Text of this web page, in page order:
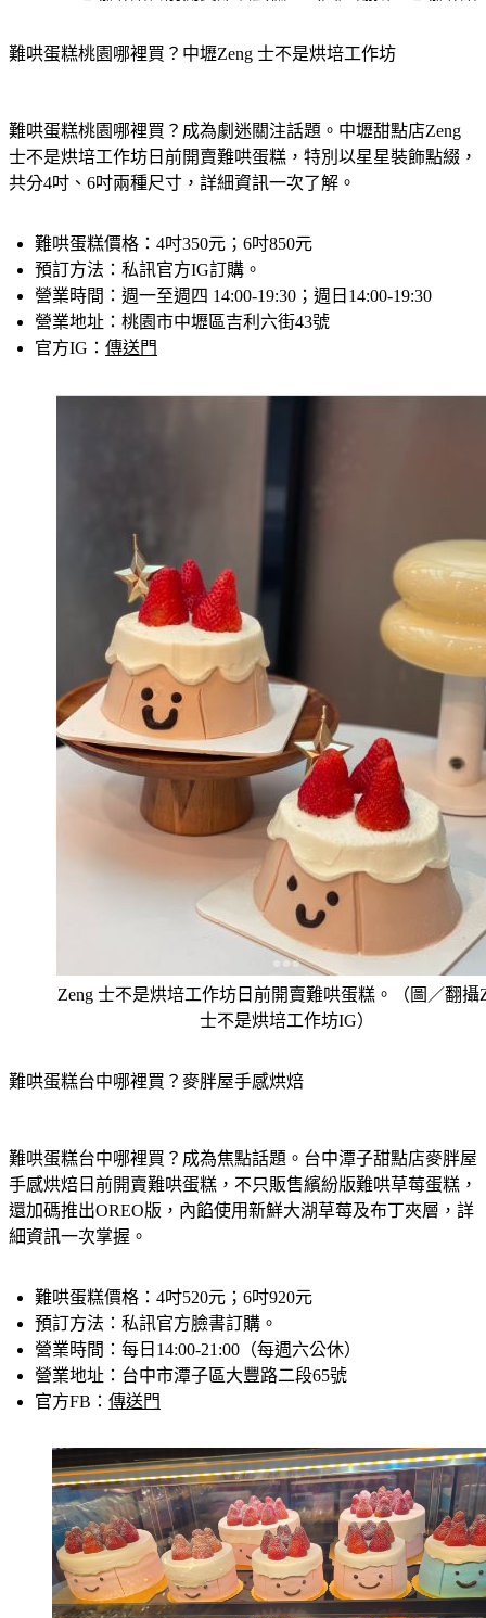
難哄蛋糕桃園哪裡買？中壢Zeng 士不是烘培工作坊
難哄蛋糕桃園哪裡買？成為劇迷關注話題。中壢甜點店Zeng
士不是烘培工作坊日前開賣難哄蛋糕，特別以星星裝飾點綴，
共分4吋、6吋兩種尺寸，詳細資訊一次了解。
難哄蛋糕價格 ：4吋350元；6吋850元
預訂方法 ：私訊官方IG訂購。
營業時間 ：週一至週四 14:00-19:30；週日14:00-19:30
營業地址 ：桃園市中壢區吉利六街43號
官方IG ： 傳送門
Zeng 士不是烘培工作坊日前開賣難哄蛋糕。（圖／翻攝
士不是烘培工作坊IG）
難哄蛋糕台中哪裡買？麥胖屋手感烘焙
難哄蛋糕台中哪裡買？成為焦點話題。台中潭子甜點店麥胖屋
手感烘焙日前開賣難哄蛋糕，不只販售繽紛版難哄草莓蛋糕，
還加碼推出OREO版，內餡使用新鮮大湖草莓及布丁夾層，詳
細資訊一次掌握。
難哄蛋糕價格 ：4吋520元；6吋920元
預訂方法 ：私訊官方臉書訂購。
營業時間 ：每日14:00-21:00（每週六公休）
營業地址 ：台中市潭子區大豐路二段65號
官方FB ： 傳送門